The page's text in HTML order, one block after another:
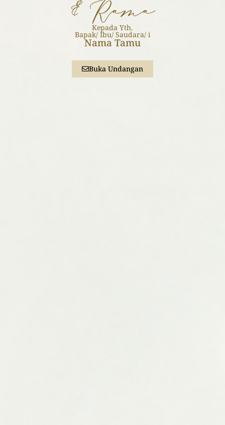
& Rama
Kepada Yth.
Bapak/ Ibu/ Saudara/ i
Nama Tamu
Buka Undangan